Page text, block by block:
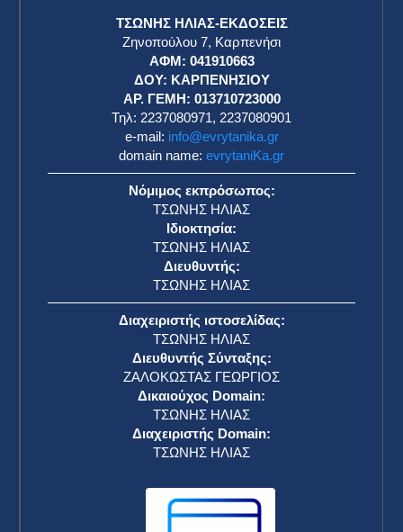
ΤΣΩΝΗΣ ΗΛΙΑΣ-ΕΚΔΟΣΕΙΣ
Ζηνοπούλου 7, Καρπενήσι
ΑΦΜ: 041910663
ΔΟΥ: ΚΑΡΠΕΝΗΣΙΟΥ
ΑΡ. ΓΕΜΗ: 013710723000
Τηλ: 2237080971, 2237080901
e-mail: info@evrytanika.gr
domain name: evrytaniKa.gr
Νόμιμος εκπρόσωπος:
ΤΣΩΝΗΣ ΗΛΙΑΣ
Ιδιοκτησία:
ΤΣΩΝΗΣ ΗΛΙΑΣ
Διευθυντής:
ΤΣΩΝΗΣ ΗΛΙΑΣ
Διαχειριστής ιστοσελίδας:
ΤΣΩΝΗΣ ΗΛΙΑΣ
Διευθυντής Σύνταξης:
ΖΑΛΟΚΩΣΤΑΣ ΓΕΩΡΓΙΟΣ
Δικαιούχος Domain:
ΤΣΩΝΗΣ ΗΛΙΑΣ
Διαχειριστής Domain:
ΤΣΩΝΗΣ ΗΛΙΑΣ